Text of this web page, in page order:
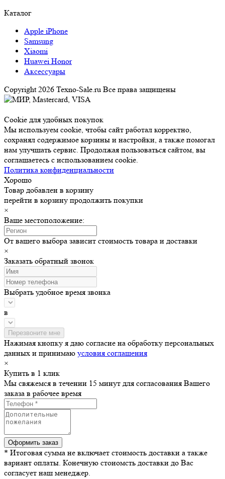
Каталог
Apple iPhone
Samsung
Xiaomi
Huawei Honor
Аксессуары
Copyright 2026 Texno-Sale.ru Все права защищены
Cookie для удобных покупок
Мы используем cookie, чтобы сайт работал корректно,
сохранял содержимое корзины и настройки, а также помогал
нам улучшать сервис. Продолжая пользоваться сайтом, вы
соглашаетесь с использованием cookie.
Политика конфиденциальности
Хорошо
Товар добавлен в корзину
перейти в корзину продолжить покупки
×
Ваше местоположение:
От вашего выбора зависит стоимость товара и доставки
×
Заказать обратный звонок
Выбрать удобное время звонка
в
Нажимая кнопку я даю согласие на обработку персональных
данных и принимаю условия соглашения
×
Купить в 1 клик
Мы свяжемся в течении 15 минут для согласования Вашего
заказа в рабочее время
* Итоговая сумма не включает стоимость доставки а также
вариант оплаты. Конечную стоиомсть доставки до Вас
согласует наш менеджер.